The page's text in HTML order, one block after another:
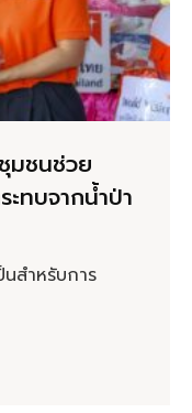
มชนช่วย
ทบจากน้ำป่า
สำหรับการ